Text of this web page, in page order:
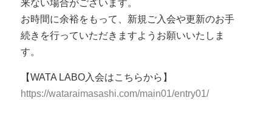
来ない場合がございます。
お時間に余裕をもって、新規ご入会や更新のお手
続きを行っていただきますようお願いいたしま
す。
【WATA LABO入会はこちらから】
https://wataraimasashi.com/main01/entry01/